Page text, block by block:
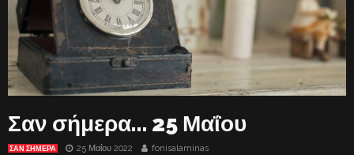
Σαν σήμερα… 25 Μαΐου
ΣΑΝ ΣΉΜΕΡΑ 25 Μαΐου 2022 fonisalaminas